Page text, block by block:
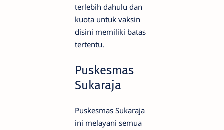
terlebih dahulu dan
kuota untuk vaksin
disini memiliki batas
tertentu.
Puskesmas
Sukaraja
Puskesmas Sukaraja
ini melayani semua